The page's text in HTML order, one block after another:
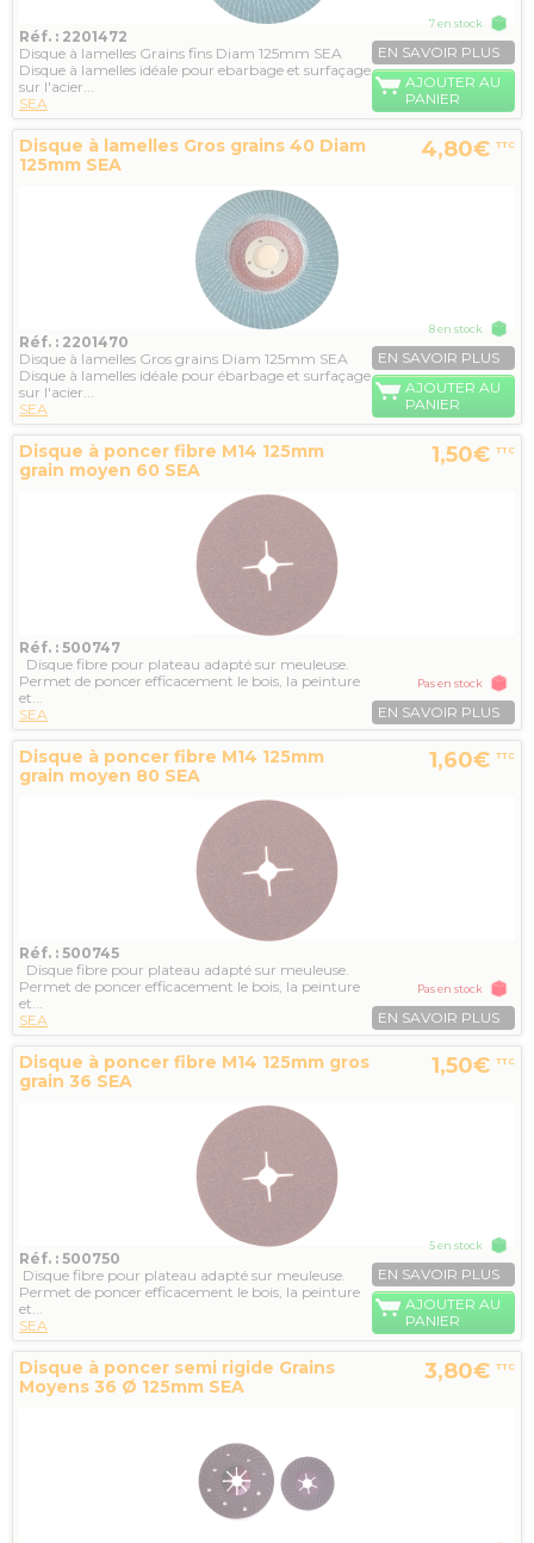
Réf. : 2201472
Disque à lamelles Grains fins Diam 125mm SEA
Disque à lamelles idéale pour ebarbage et surfaçage
sur l'acier...
SEA
7 en stock
EN SAVOIR PLUS
AJOUTER AU
PANIER
Disque à lamelles Gros grains 40 Diam
125mm SEA
4,80€ TTC
Réf. : 2201470
Disque à lamelles Gros grains Diam 125mm SEA
Disque à lamelles idéale pour ébarbage et surfaçage
sur l'acier...
SEA
8 en stock
EN SAVOIR PLUS
AJOUTER AU
PANIER
Disque à poncer fibre M14 125mm
grain moyen 60 SEA
1,50€ TTC
Réf. : 500747
Disque fibre pour plateau adapté sur meuleuse.
Permet de poncer efficacement le bois, la peinture
et...
SEA
Pas en stock
EN SAVOIR PLUS
Disque à poncer fibre M14 125mm
grain moyen 80 SEA
1,60€ TTC
Réf. : 500745
Disque fibre pour plateau adapté sur meuleuse.
Permet de poncer efficacement le bois, la peinture
et...
SEA
Pas en stock
EN SAVOIR PLUS
Disque à poncer fibre M14 125mm gros
grain 36 SEA
1,50€ TTC
Réf. : 500750
Disque fibre pour plateau adapté sur meuleuse.
Permet de poncer efficacement le bois, la peinture
et...
SEA
5 en stock
EN SAVOIR PLUS
AJOUTER AU
PANIER
Disque à poncer semi rigide Grains
Moyens 36 Ø 125mm SEA
3,80€ TTC